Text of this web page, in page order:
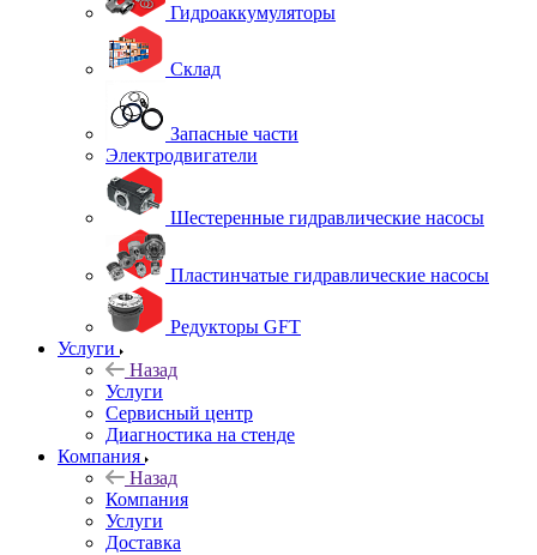
Гидроаккумуляторы
Склад
Запасные части
Электродвигатели
Шестеренные гидравлические насосы
Пластинчатые гидравлические насосы
Редукторы GFT
Услуги
Назад
Услуги
Сервисный центр
Диагностика на стенде
Компания
Назад
Компания
Услуги
Доставка